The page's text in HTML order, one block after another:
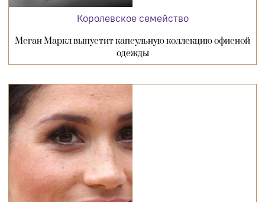
Королевское семейство
Меган Маркл выпустит капсульную коллекцию офисной
одежды